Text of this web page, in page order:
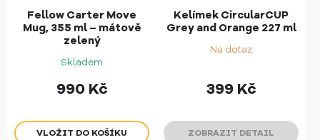
Fellow Carter Move
Mug, 355 ml – mátově
zelený
Skladem
990 Kč
Kelímek CircularCUP
Grey and Orange 227 ml
Na dotaz
399 Kč
ZOBRAZIT DETAIL